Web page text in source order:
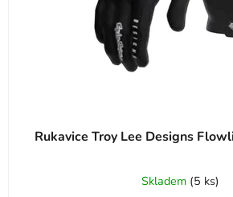
Rukavice Troy Lee Designs
Skladem (5 ks)